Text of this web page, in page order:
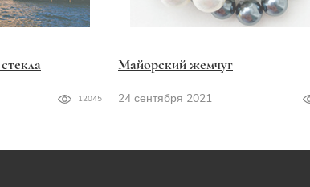
12045
Майорский жемчуг
24 сентября 2021